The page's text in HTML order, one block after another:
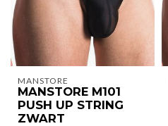
MANSTORE
MANSTORE M101
PUSH UP STRING
ZWART